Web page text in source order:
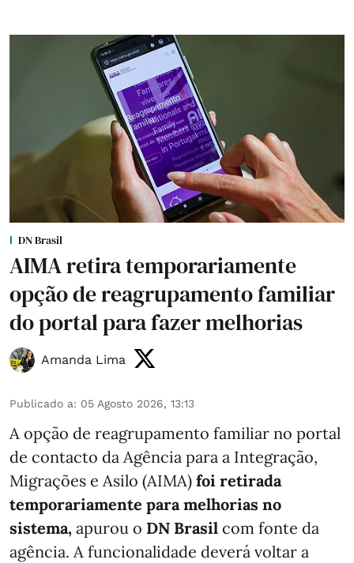
DN Brasil
AIMA retira temporariamente
opção de reagrupamento familiar
do portal para fazer melhorias
Amanda Lima
Publicado a: 05 Agosto 2026, 13:13
A opção de reagrupamento familiar no portal
de contacto da Agência para a Integração,
Migrações e Asilo (AIMA) foi retirada
temporariamente para melhorias no
sistema, apurou o DN Brasil com fonte da
agência. A funcionalidade deverá voltar a